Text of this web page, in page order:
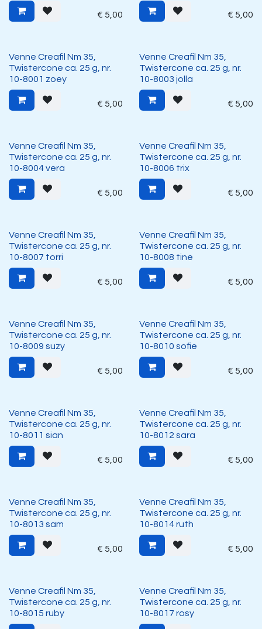
€ 5,00 € 5,00
Venne Creafil Nm 35,
Twistercone ca. 25 g, nr.
10-8001 zoey
€ 5,00
Venne Creafil Nm 35,
Twistercone ca. 25 g, nr.
10-8003 jolla
€ 5,00
Venne Creafil Nm 35,
Twistercone ca. 25 g, nr.
10-8004 vera
€ 5,00
Venne Creafil Nm 35,
Twistercone ca. 25 g, nr.
10-8006 trix
€ 5,00
Venne Creafil Nm 35,
Twistercone ca. 25 g, nr.
10-8007 torri
€ 5,00
Venne Creafil Nm 35,
Twistercone ca. 25 g, nr.
10-8008 tine
€ 5,00
Venne Creafil Nm 35,
Twistercone ca. 25 g, nr.
10-8009 suzy
€ 5,00
Venne Creafil Nm 35,
Twistercone ca. 25 g, nr.
10-8010 sofie
€ 5,00
Venne Creafil Nm 35,
Twistercone ca. 25 g, nr.
10-8011 sian
€ 5,00
Venne Creafil Nm 35,
Twistercone ca. 25 g, nr.
10-8012 sara
€ 5,00
Venne Creafil Nm 35,
Twistercone ca. 25 g, nr.
10-8013 sam
€ 5,00
Venne Creafil Nm 35,
Twistercone ca. 25 g, nr.
10-8014 ruth
€ 5,00
Venne Creafil Nm 35,
Twistercone ca. 25 g, nr.
10-8015 ruby
Venne Creafil Nm 35,
Twistercone ca. 25 g, nr.
10-8017 rosy